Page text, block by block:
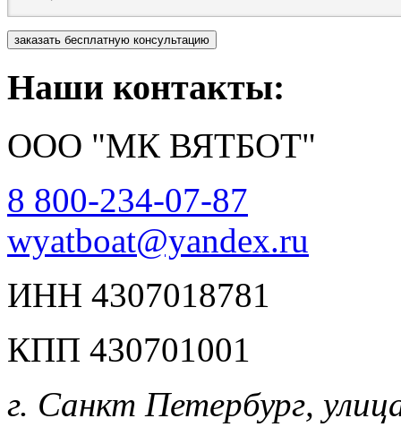
Наши контакты:
ООО "МК ВЯТБОТ"
8 800-234-07-87
wyatboat@yandex.ru
ИНН 4307018781
КПП 430701001
г. Санкт Петербург,